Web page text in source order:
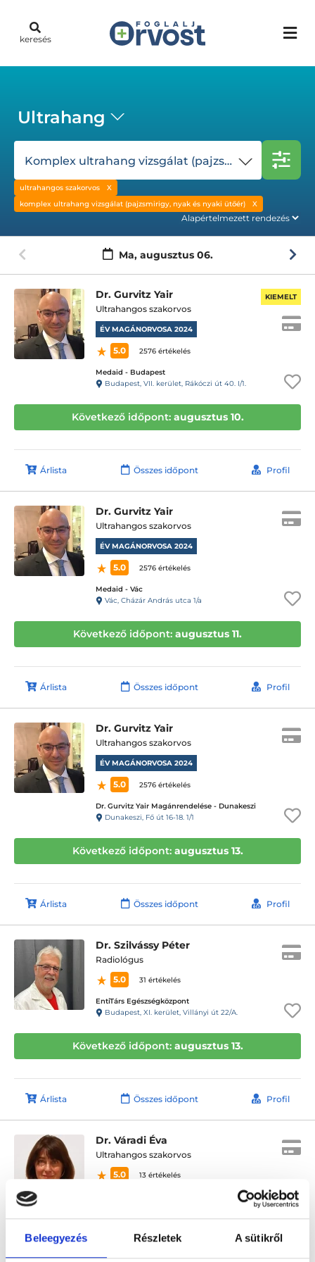
Beleegyezés Részletek A sütikről
keresés
Ultrahang
Komplex ultrahang vizsgálat (pajzsmirigy, nyak és nyaki ütőér)
ultrahangos szakorvos
komplex ultrahang vizsgálat (pajzsmirigy, nyak és nyaki ütőér)
Ma, augusztus 06.
Dr. Gurvitz Yair
Ultrahangos szakorvos
ÉV MAGÁNORVOSA 2024
5.0 2576 értékelés
Medaid - Budapest
Budapest, VII. kerület, Rákóczi út 40. I/1.
KIEMELT
Következő időpont: augusztus 10.
Árlista Összes időpont Profil
Dr. Gurvitz Yair
Ultrahangos szakorvos
ÉV MAGÁNORVOSA 2024
5.0 2576 értékelés
Medaid - Vác
Vác, Cházár András utca 1/a
Következő időpont: augusztus 11.
Árlista Összes időpont Profil
Dr. Gurvitz Yair
Ultrahangos szakorvos
ÉV MAGÁNORVOSA 2024
5.0 2576 értékelés
Dr. Gurvitz Yair Magánrendelése - Dunakeszi
Dunakeszi, Fő út 16-18. 1/1
Következő időpont: augusztus 13.
Árlista Összes időpont Profil
Dr. Szilvássy Péter
Radiológus
5.0
31 értékelés
EntiTárs Egészségközpont
Budapest, XI. kerület, Villányi út 22/A.
Következő időpont: augusztus 13.
Árlista Összes időpont Profil
Dr. Váradi Éva
Ultrahangos szakorvos
5.0
13 értékelés
Az orvoshoz a FoglaljOrvost.hu oldalon keresztül az időpont foglalás